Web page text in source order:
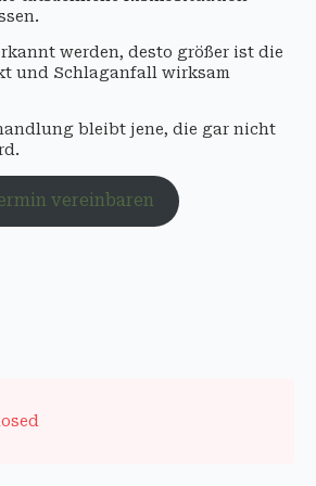
werden, desto größer ist die
und Schlaganfall wirksam
bleibt jene, die gar nicht
vereinbaren